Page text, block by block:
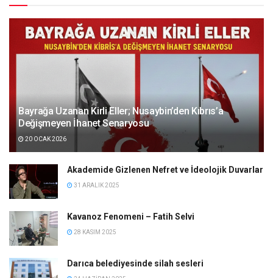
Bayrağa Uzanan Kirli Eller; Nusaybin’den Kıbrıs’a
Değişmeyen İhanet Senaryosu
20 OCAK 2026
Akademide Gizlenen Nefret ve İdeolojik Duvarlar
31 ARALIK 2025
Kavanoz Fenomeni – Fatih Selvi
28 KASIM 2025
Darıca belediyesinde silah sesleri